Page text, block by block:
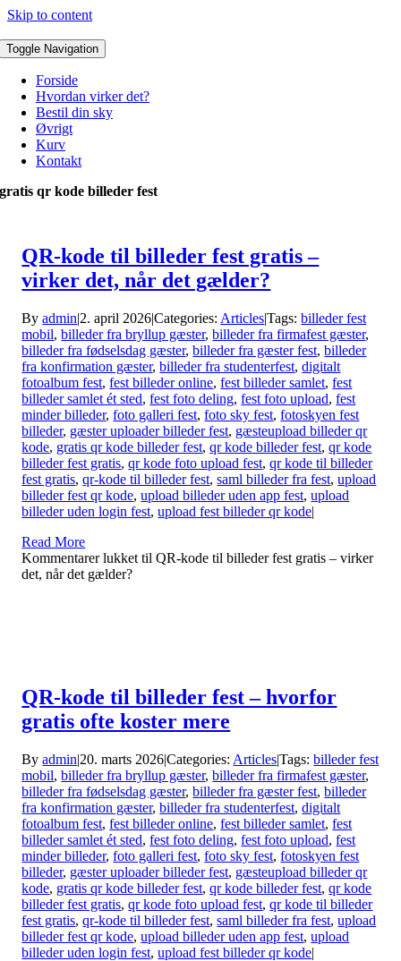
Skip to content
Toggle Navigation
Forside
Hvordan virker det?
Bestil din sky
Øvrigt
Kurv
Kontakt
gratis qr kode billeder fest
QR-kode til billeder fest gratis –
virker det, når det gælder?
Byadmin|2. april 2026|Categories: Articles|Tags:billeder fest
mobil,billeder fra bryllup gæster,billeder fra firmafest gæster,
billeder fra fødselsdag gæster,billeder fra gæster fest,billeder
fra konfirmation gæster,billeder fra studenterfest,digitalt
fotoalbum fest,fest billeder online,fest billeder samlet,fest
billeder samlet ét sted,fest foto deling,fest foto upload,fest
minder billeder,foto galleri fest,foto sky fest,fotoskyen fest
billeder, gæster uploader billeder fest, gæsteupload billeder qr
kode, gratis qr kode billeder fest,qr kode billeder fest,qr kode
billeder fest gratis,qr kode foto upload fest,qr kode til billeder
fest gratis,qr-kode til billeder fest,saml billeder fra fest,upload
billeder fest qr kode,upload billeder uden app fest,upload
billeder uden login fest,upload fest billeder qr kode|
Read More
Kommentarer lukket til QR-kode til billeder fest gratis – virker
det, når det gælder?
QR-kode til billeder fest – hvorfor
gratis ofte koster mere
Byadmin|20. marts 2026|Categories: Articles|Tags:billeder fest
mobil,billeder fra bryllup gæster,billeder fra firmafest gæster,
billeder fra fødselsdag gæster,billeder fra gæster fest,billeder
fra konfirmation gæster,billeder fra studenterfest,digitalt
fotoalbum fest,fest billeder online,fest billeder samlet,fest
billeder samlet ét sted,fest foto deling,fest foto upload,fest
minder billeder,foto galleri fest,foto sky fest,fotoskyen fest
billeder, gæster uploader billeder fest, gæsteupload billeder qr
kode, gratis qr kode billeder fest,qr kode billeder fest,qr kode
billeder fest gratis,qr kode foto upload fest,qr kode til billeder
fest gratis,qr-kode til billeder fest,saml billeder fra fest,upload
billeder fest qr kode,upload billeder uden app fest,upload
billeder uden login fest,upload fest billeder qr kode|